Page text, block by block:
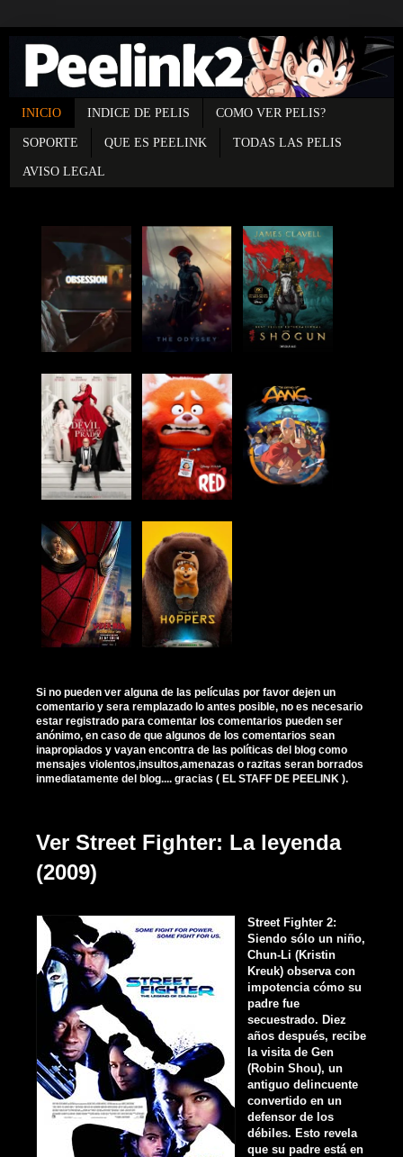
INICIO INDICE DE PELIS COMO VER PELIS?
SOPORTE QUE ES PEELINK TODAS LAS PELIS
AVISO LEGAL
Si no pueden ver alguna de las películas por favor dejen un
comentario y sera remplazado lo antes posible, no es necesario
estar registrado para comentar los comentarios pueden ser
anónimo, en caso de que algunos de los comentarios sean
inapropiados y vayan encontra de las políticas del blog como
mensajes violentos,insultos,amenazas o razitas seran borrados
inmediatamente del blog.... gracias ( EL STAFF DE PEELINK ).
Ver Street Fighter: La leyenda
(2009)
Street Fighter 2:
Siendo sólo un niño,
Chun-Li (Kristin
Kreuk) observa con
impotencia cómo su
padre fue
secuestrado. Diez
años después, recibe
la visita de Gen
(Robin Shou), un
antiguo delincuente
convertido en un
defensor de los
débiles. Esto revela
que su padre está en